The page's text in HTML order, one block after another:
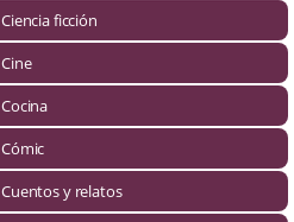
Ciencia ficción
Cine
Cocina
Cómic
Cuentos y relatos